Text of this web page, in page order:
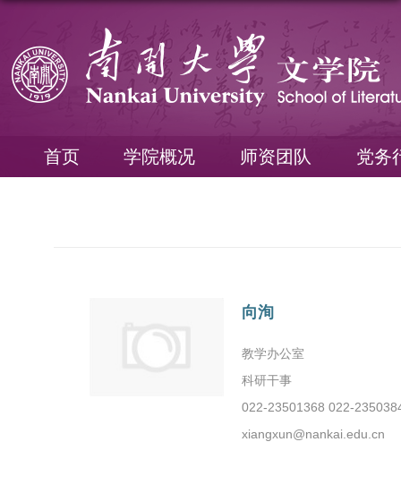
首页 学院概况 师资团队 党务
向洵
教学办公室
科研干事
022-23501368 022-
xiangxun@nankai.edu.cn